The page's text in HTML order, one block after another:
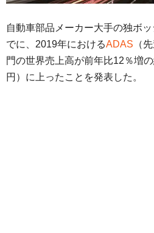
自動車部品メーカー大手の独ボ
でに、2019年におけるADAS （
門の世界売上高が前年比12％増
円）に上ったことを発表した。